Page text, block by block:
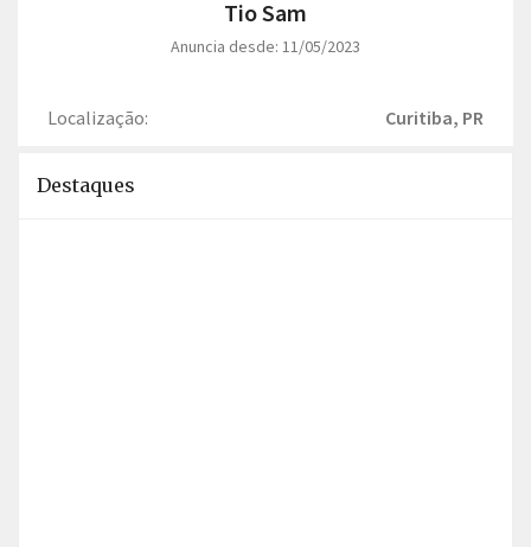
Tio Sam
Anuncia desde: 11/05/2023
Localização: Curitiba, PR
Destaques